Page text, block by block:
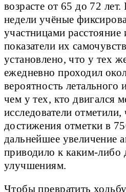
возрасте от 65 до 72
недели учёные
участницами расстояние
показатели их
установлено, что у тех
ежедневно проходил
вероятность летального
чем у тех, кто двигался
исследователи отметили,
достижения отметки в
дальнейшее увеличение
приводило к каким-либо
улучшениям.
Чтобы превратить